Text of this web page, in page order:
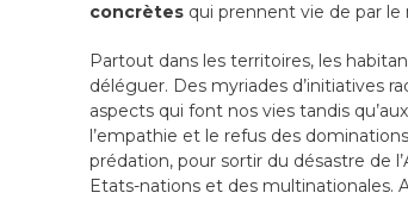
concrètesqui prennent vie de par le
Partout dans les territoires, les
déléguer. Des myriades d’initiatives
aspects qui font nos vies tandis
l’empathie et le refus des
prédation, pour sortir du désastre de
Etats-nations et des multinationales.